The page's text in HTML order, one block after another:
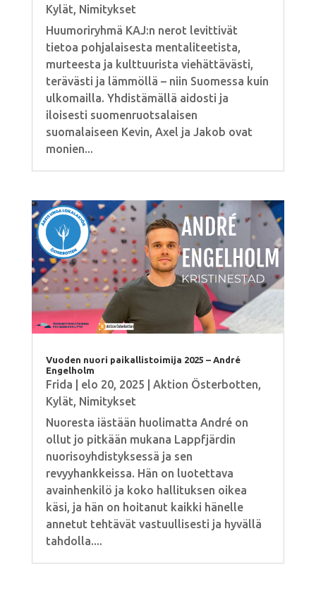
Kylät, Nimitykset
Huumoriryhmä KAJ:n nerot levittivät
tietoa pohjalaisesta mentaliteetista,
murteesta ja kulttuurista viehättävästi,
terävästi ja lämmöllä – niin Suomessa kuin
ulkomailla. Yhdistämällä aidosti ja
iloisesti suomenruotsalaisen
suomalaiseen Kevin, Axel ja Jakob ovat
monien...
Vuoden nuori paikallistoimija 2025 – André
Engelholm
Frida elo 20, 2025 Aktion Österbotten
Kylät Nimitykset
Nuoresta iästään huolimatta André on
ollut jo pitkään mukana Lappfjärdin
nuorisoyhdistyksessä ja sen
revyyhankkeissa. Hän on luotettava
avainhenkilö ja koko hallituksen oikea
käsi, ja hän on hoitanut kaikki hänelle
annetut tehtävät vastuullisesti ja hyvällä
tahdolla....